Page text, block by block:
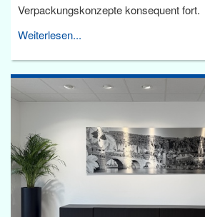
Verpackungskonzepte konsequent fort.
Weiterlesen...